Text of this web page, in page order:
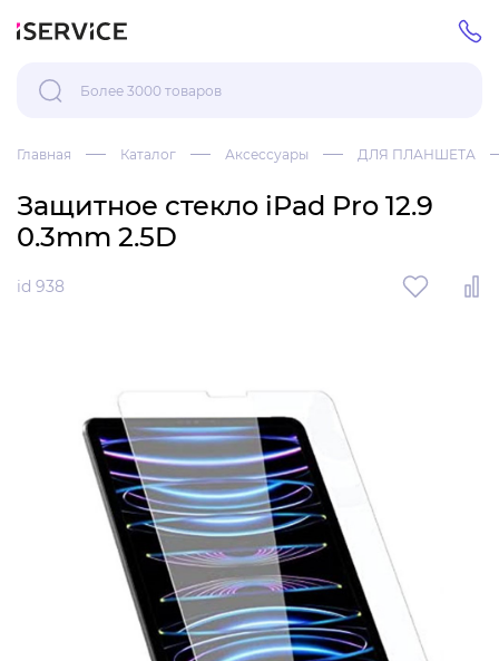
Главная Каталог Аксессуары ДЛЯ ПЛАНШЕТА
Защитное стекло iPad Pro 12.9
0.3mm 2.5D
id 938